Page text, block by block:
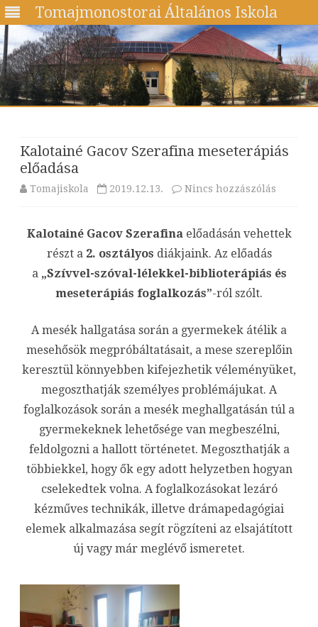
Tomajmonostorai Általános Iskola
Kalotainé Gacov Szerafina meseterápiás
előadása
Tomajiskola 2019.12.13. Nincs hozzászólás
Gacov
Kalotainé Gacov Szerafinaelőadásán vehettek
részt a 2. osztályos diákjaink. Az előadás
a „Szívvel-szóval-lélekkel-biblioterápiás és
meseterápiás foglalkozás”-ról szólt.
A mesék hallgatása során a gyermekek átélik a
mesehősök megpróbáltatásait, a mese szereplőin
keresztül könnyebben kifejezhetik véleményüket,
megoszthatják személyes problémájukat. A
foglalkozások során a mesék meghallgatásán túl a
gyermekeknek lehetősége van megbeszélni,
feldolgozni a hallott történetet. Megoszthatják a
többiekkel, hogy ők egy adott helyzetben hogyan
cselekedtek volna. A foglalkozásokat lezáró
kézműves technikák, illetve drámapedagógiai
elemek alkalmazása segít rögzíteni az elsajátított
új vagy már meglévő ismeretet.